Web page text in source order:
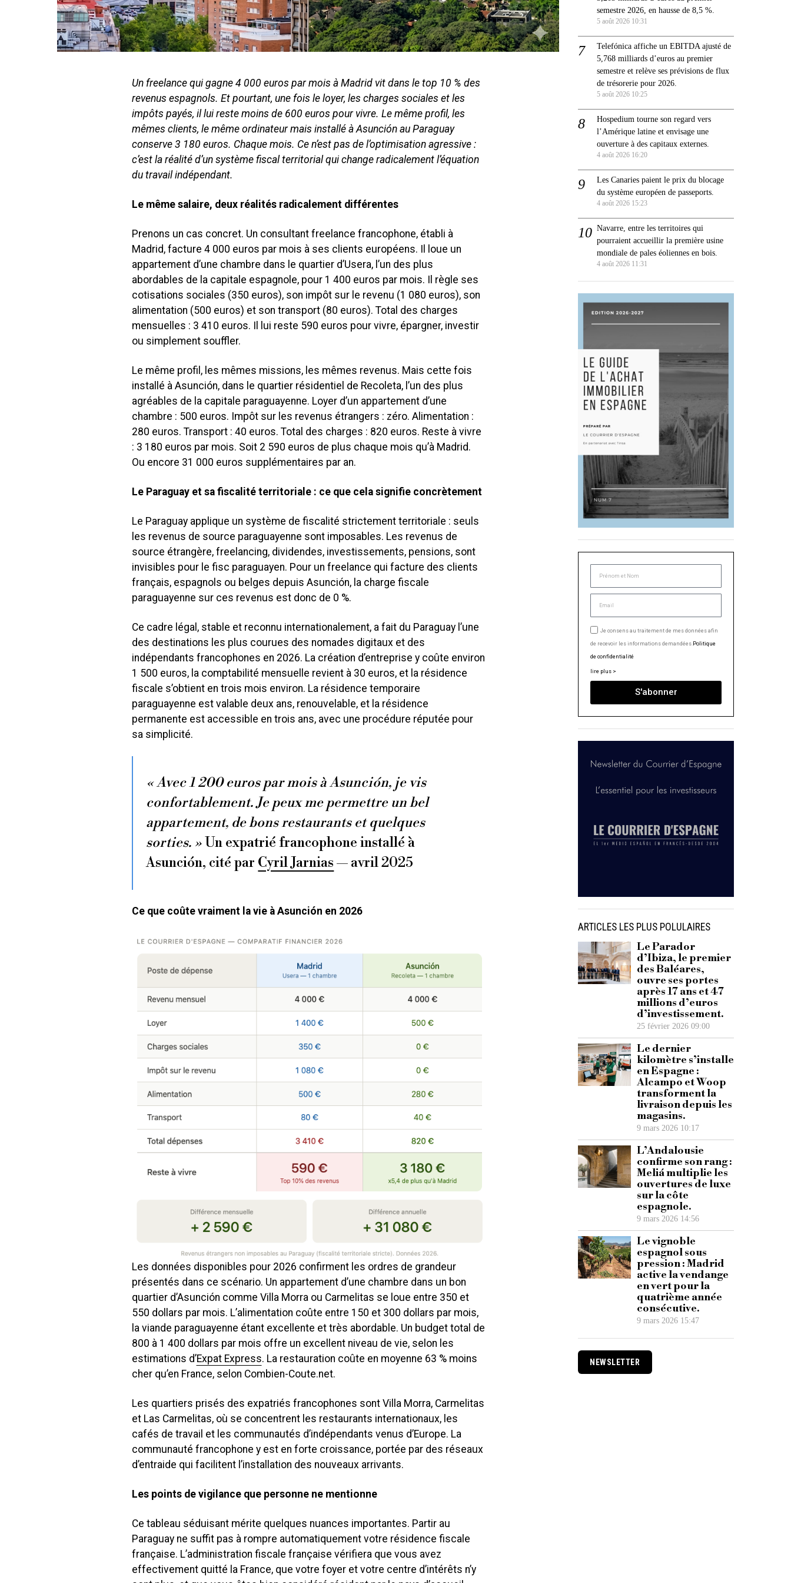
Un freelance qui gagne 4 000 euros par mois à Madrid vit dans le top 10 % des
revenus espagnols. Et pourtant, une fois le loyer, les charges sociales et les
impôts payés, il lui reste moins de 600 euros pour vivre. Le même profil, les
mêmes clients, le même ordinateur mais installé à Asunción au Paraguay
conserve 3 180 euros. Chaque mois. Ce n’est pas de l’optimisation agressive :
c’est la réalité d’un système fiscal territorial qui change radicalement l’équation
du travail indépendant.
Le même salaire, deux réalités radicalement différentes
Prenons un cas concret. Un consultant freelance francophone, établi à
Madrid, facture 4 000 euros par mois à ses clients européens. Il loue un
appartement d’une chambre dans le quartier d’Usera, l’un des plus
abordables de la capitale espagnole, pour 1 400 euros par mois. Il règle ses
cotisations sociales (350 euros), son impôt sur le revenu (1 080 euros), son
alimentation (500 euros) et son transport (80 euros). Total des charges
mensuelles : 3 410 euros. Il lui reste 590 euros pour vivre, épargner, investir
ou simplement souffler.
Le même profil, les mêmes missions, les mêmes revenus. Mais cette fois
installé à Asunción, dans le quartier résidentiel de Recoleta, l’un des plus
agréables de la capitale paraguayenne. Loyer d’un appartement d’une
chambre : 500 euros. Impôt sur les revenus étrangers : zéro. Alimentation :
280 euros. Transport : 40 euros. Total des charges : 820 euros. Reste à vivre
: 3 180 euros par mois. Soit 2 590 euros de plus chaque mois qu’à Madrid.
Ou encore 31 000 euros supplémentaires par an.
Le Paraguay et sa fiscalité territoriale : ce que cela signifie concrètement
Le Paraguay applique un système de fiscalité strictement territoriale : seuls
les revenus de source paraguayenne sont imposables. Les revenus de
source étrangère, freelancing, dividendes, investissements, pensions, sont
invisibles pour le fisc paraguayen. Pour un freelance qui facture des clients
français, espagnols ou belges depuis Asunción, la charge fiscale
paraguayenne sur ces revenus est donc de 0 %.
Ce cadre légal, stable et reconnu internationalement, a fait du Paraguay l’une
des destinations les plus courues des nomades digitaux et des
indépendants francophones en 2026. La création d’entreprise y coûte environ
1 500 euros, la comptabilité mensuelle revient à 30 euros, et la résidence
fiscale s’obtient en trois mois environ. La résidence temporaire
paraguayenne est valable deux ans, renouvelable, et la résidence
permanente est accessible en trois ans, avec une procédure réputée pour
sa simplicité.
« Avec 1 200 euros par mois à Asunción, je vis
confortablement. Je peux me permettre un bel
appartement, de bons restaurants et quelques
sorties. » Un expatrié francophone installé à
Asunción, cité par Cyril Jarnias — avril 2025
Ce que coûte vraiment la vie à Asunción en 2026
Les données disponibles pour 2026 confirment les ordres de grandeur
présentés dans ce scénario. Un appartement d’une chambre dans un bon
quartier d’Asunción comme Villa Morra ou Carmelitas se loue entre 350 et
550 dollars par mois. L’alimentation coûte entre 150 et 300 dollars par mois,
la viande paraguayenne étant excellente et très abordable. Un budget total de
800 à 1 400 dollars par mois offre un excellent niveau de vie, selon les
estimations d’Expat Express. La restauration coûte en moyenne 63 % moins
cher qu’en France, selon Combien-Coute.net.
Les quartiers prisés des expatriés francophones sont Villa Morra, Carmelitas
et Las Carmelitas, où se concentrent les restaurants internationaux, les
cafés de travail et les communautés d’indépendants venus d’Europe. La
communauté francophone y est en forte croissance, portée par des réseaux
d’entraide qui facilitent l’installation des nouveaux arrivants.
Les points de vigilance que personne ne mentionne
Ce tableau séduisant mérite quelques nuances importantes. Partir au
Paraguay ne suffit pas à rompre automatiquement votre résidence fiscale
française. L’administration fiscale française vérifiera que vous avez
effectivement quitté la France, que votre foyer et votre centre d’intérêts n’y
semestre 2026, en hausse de 8,5 %.
5 août 2026 10:31
Telefónica affiche un EBITDA ajusté de
5,768 milliards d’euros au premier
semestre et relève ses prévisions de flux
de trésorerie pour 2026.
5 août 2026 10:25
Hospedium tourne son regard vers
l’Amérique latine et envisage une
ouverture à des capitaux externes.
4 août 2026 16:20
Les Canaries paient le prix du blocage
du système européen de passeports.
4 août 2026 15:23
Navarre, entre les territoires qui
pourraient accueillir la première usine
mondiale de pales éoliennes en bois.
4 août 2026 11:31
Je consens au traitement de mes données afin
de recevoir les informations demandées. Politique
de confidentialité
lire plus >
S'abonner
ARTICLES LES PLUS POLULAIRES
Le Parador
d’Ibiza, le premier
des Baléares,
ouvre ses portes
après 17 ans et 47
millions d’euros
d’investissement.
25 février 2026 09:00
Le dernier
kilomètre s’installe
en Espagne :
Alcampo et Woop
transforment la
livraison depuis les
magasins.
9 mars 2026 10:17
L’Andalousie
confirme son rang :
Meliá multiplie les
ouvertures de luxe
sur la côte
espagnole.
9 mars 2026 14:56
Le vignoble
espagnol sous
pression : Madrid
active la vendange
en vert pour la
quatrième année
consécutive.
9 mars 2026 15:47
NEWSLETTER